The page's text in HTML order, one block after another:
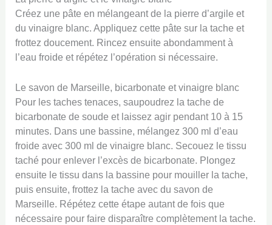
Créez une pâte en mélangeant de la pierre d’argile et
du vinaigre blanc. Appliquez cette pâte sur la tache et
frottez doucement. Rincez ensuite abondamment à
l’eau froide et répétez l’opération si nécessaire.
Le savon de Marseille, bicarbonate et vinaigre blanc
Pour les taches tenaces, saupoudrez la tache de
bicarbonate de soude et laissez agir pendant 10 à 15
minutes. Dans une bassine, mélangez 300 ml d’eau
froide avec 300 ml de vinaigre blanc. Secouez le tissu
taché pour enlever l’excès de bicarbonate. Plongez
ensuite le tissu dans la bassine pour mouiller la tache,
puis ensuite, frottez la tache avec du savon de
Marseille. Répétez cette étape autant de fois que
nécessaire pour faire disparaître complètement la tache.